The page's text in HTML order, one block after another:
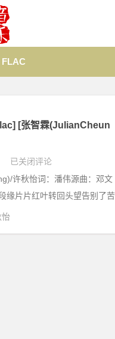
FLAC
[张智霖(JulianCheun
已关闭评论
许秋怡词：潘伟源曲：邓文
缘片片红叶转回头望告别了苦
怡